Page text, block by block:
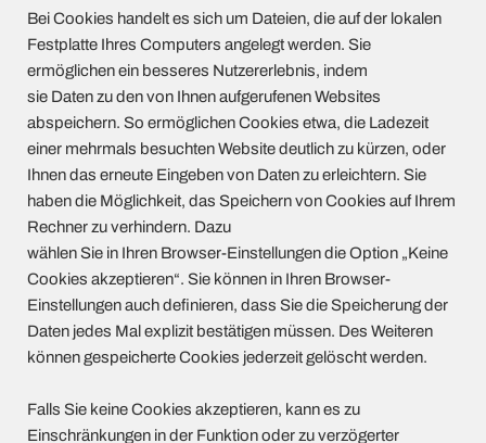
Bei Cookies handelt es sich um Dateien, die auf der lokalen
Festplatte Ihres Computers angelegt werden. Sie
ermöglichen ein besseres Nutzererlebnis, indem
sie Daten zu den von Ihnen aufgerufenen Websites
abspeichern. So ermöglichen Cookies etwa, die Ladezeit
einer mehrmals besuchten Website deutlich zu kürzen, oder
Ihnen das erneute Eingeben von Daten zu erleichtern. Sie
haben die Möglichkeit, das Speichern von Cookies auf Ihrem
Rechner zu verhindern. Dazu
wählen Sie in Ihren Browser-Einstellungen die Option „Keine
Cookies akzeptieren“. Sie können in Ihren Browser-
Einstellungen auch definieren, dass Sie die Speicherung der
Daten jedes Mal explizit bestätigen müssen. Des Weiteren
können gespeicherte Cookies jederzeit gelöscht werden.
Falls Sie keine Cookies akzeptieren, kann es zu
Einschränkungen in der Funktion oder zu verzögerter